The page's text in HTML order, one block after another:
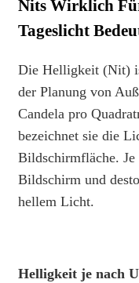
Nits Wirklich
Tageslicht
Die Helligkeit (Nit)
der Planung von
Candela pro
bezeichnet sie die
Bildschirmfläche. Je
Bildschirm und
hellem Licht.
Helligkeit je nach